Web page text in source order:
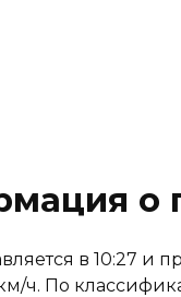
о
в 10:27 и
ч. По